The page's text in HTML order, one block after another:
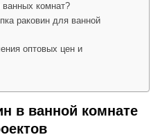
ванных комнат?
раковин для ванной
оптовых цен и
в ванной комнате